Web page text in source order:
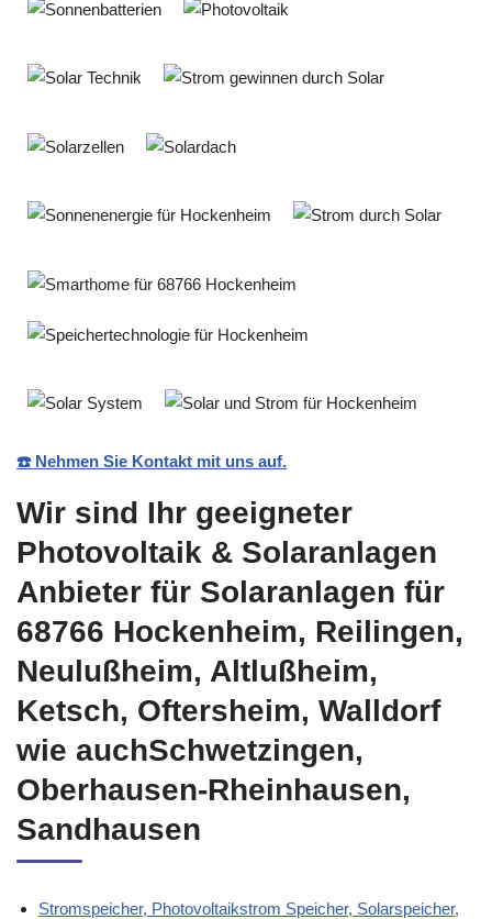
☎️ Nehmen Sie Kontakt mit uns auf.
Wir sind Ihr geeigneter
Photovoltaik & Solaranlagen
Anbieter für Solaranlagen für
68766 Hockenheim, Reilingen,
Neulußheim, Altlußheim,
Ketsch, Oftersheim, Walldorf
wie auchSchwetzingen,
Oberhausen-Rheinhausen,
Sandhausen
Stromspeicher, Photovoltaikstrom Speicher, Solarspeicher,